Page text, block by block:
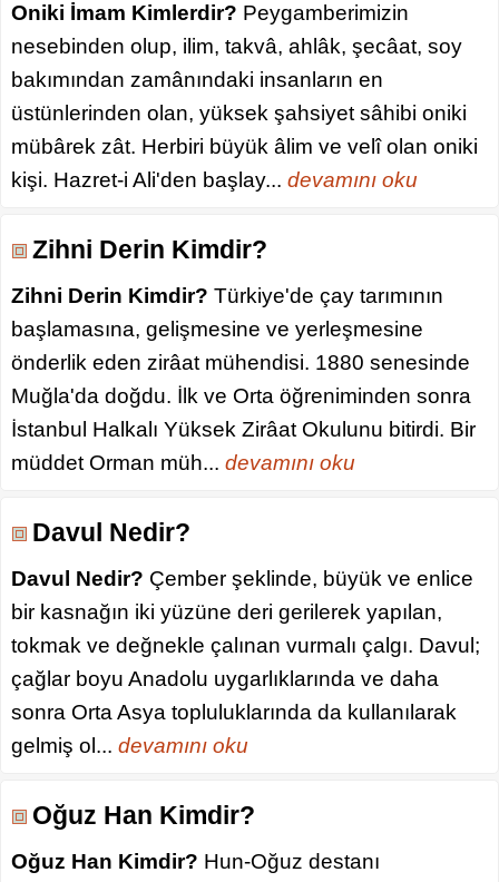
Oniki İmam Kimlerdir? Peygamberimizin
nesebinden olup, ilim, takvâ, ahlâk, şecâat, soy
bakımından zamânındaki insanların en
üstünlerinden olan, yüksek şahsiyet sâhibi oniki
mübârek zât. Herbiri büyük âlim ve velî olan oniki
kişi. Hazret-i Ali'den başlay... devamını oku
Zihni Derin Kimdir?
Zihni Derin Kimdir? Türkiye'de çay tarımının
başlamasına, gelişmesine ve yerleşmesine
önderlik eden zirâat mühendisi. 1880 senesinde
Muğla'da doğdu. İlk ve Orta öğreniminden sonra
İstanbul Halkalı Yüksek Zirâat Okulunu bitirdi. Bir
müddet Orman müh... devamını oku
Davul Nedir?
Davul Nedir? Çember şeklinde, büyük ve enlice
bir kasnağın iki yüzüne deri gerilerek yapılan,
tokmak ve değnekle çalınan vurmalı çalgı. Davul;
çağlar boyu Anadolu uygarlıklarında ve daha
sonra Orta Asya topluluklarında da kullanılarak
gelmiş ol... devamını oku
Oğuz Han Kimdir?
Oğuz Han Kimdir? Hun-Oğuz destanı